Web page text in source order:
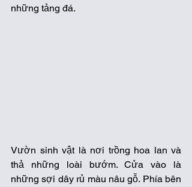
những tảng đá.
Vườn sinh vật là nơi trồng hoa lan và
thả những loài bướm. Cửa vào là
những sợi dây rủ màu nâu gỗ. Phía bên